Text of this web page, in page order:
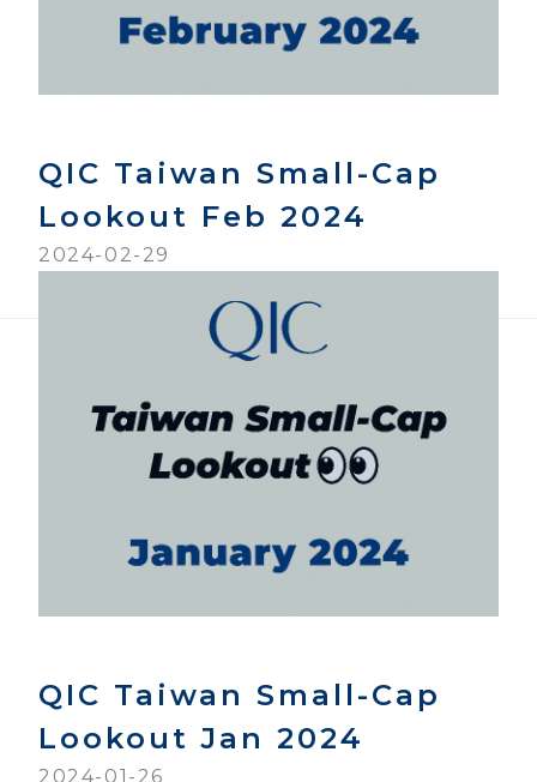
QIC Taiwan Small-Cap
Lookout Feb 2024
2024-02-29
QIC Taiwan Small-Cap
Lookout Jan 2024
2024-01-26